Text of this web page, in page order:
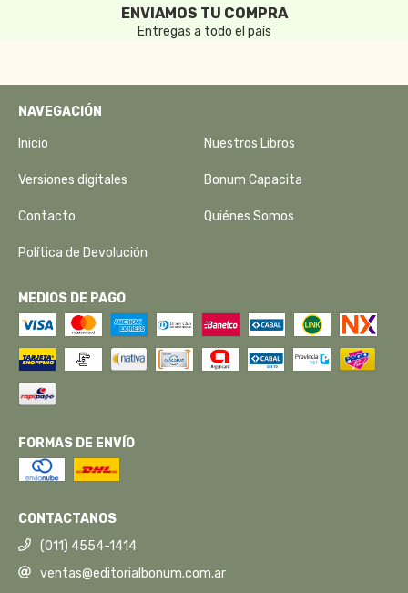
ENVIAMOS TU COMPRA
Entregas a todo el país
NAVEGACIÓN
Inicio Nuestros Libros
Versiones digitales Bonum Capacita
Contacto Quiénes Somos
Política de Devolución
MEDIOS DE PAGO
FORMAS DE ENVÍO
CONTACTANOS
(011) 4554-1414
ventas@editorialbonum.com.ar